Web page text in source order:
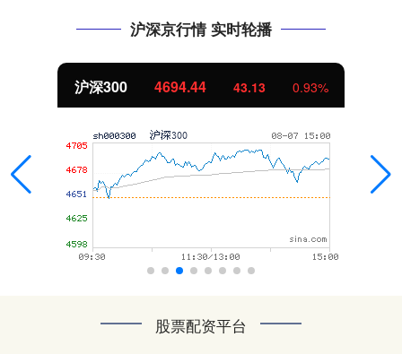
沪深京行情 实时轮播
沪深300 4694.44 43.13 0.93%
股票配资平台